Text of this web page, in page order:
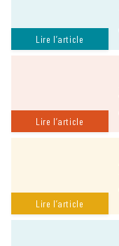
Lire l’article
Lire l’article
Lire l’article